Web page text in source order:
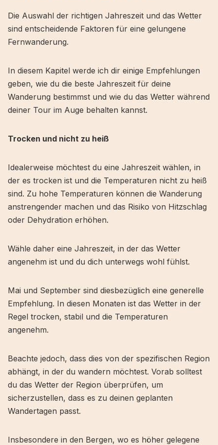
Die Auswahl der richtigen Jahreszeit und das Wetter
sind entscheidende Faktoren für eine gelungene
Fernwanderung.
In diesem Kapitel werde ich dir einige Empfehlungen
geben, wie du die beste Jahreszeit für deine
Wanderung bestimmst und wie du das Wetter während
deiner Tour im Auge behalten kannst.
Trocken und nicht zu heiß
Idealerweise möchtest du eine Jahreszeit wählen, in
der es trocken ist und die Temperaturen nicht zu heiß
sind. Zu hohe Temperaturen können die Wanderung
anstrengender machen und das Risiko von Hitzschlag
oder Dehydration erhöhen.
Wähle daher eine Jahreszeit, in der das Wetter
angenehm ist und du dich unterwegs wohl fühlst.
Mai und September sind diesbezüglich eine generelle
Empfehlung. In diesen Monaten ist das Wetter in der
Regel trocken, stabil und die Temperaturen
angenehm.
Beachte jedoch, dass dies von der spezifischen Region
abhängt, in der du wandern möchtest. Vorab solltest
du das Wetter der Region überprüfen, um
sicherzustellen, dass es zu deinen geplanten
Wandertagen passt.
Insbesondere in den Bergen, wo es höher gelegene